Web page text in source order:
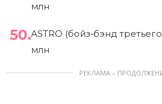
млн
ASTRO (бойз‑бэнд
млн
РЕКЛАМА –